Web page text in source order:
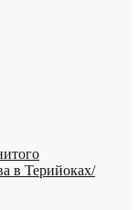
в Терийоках/